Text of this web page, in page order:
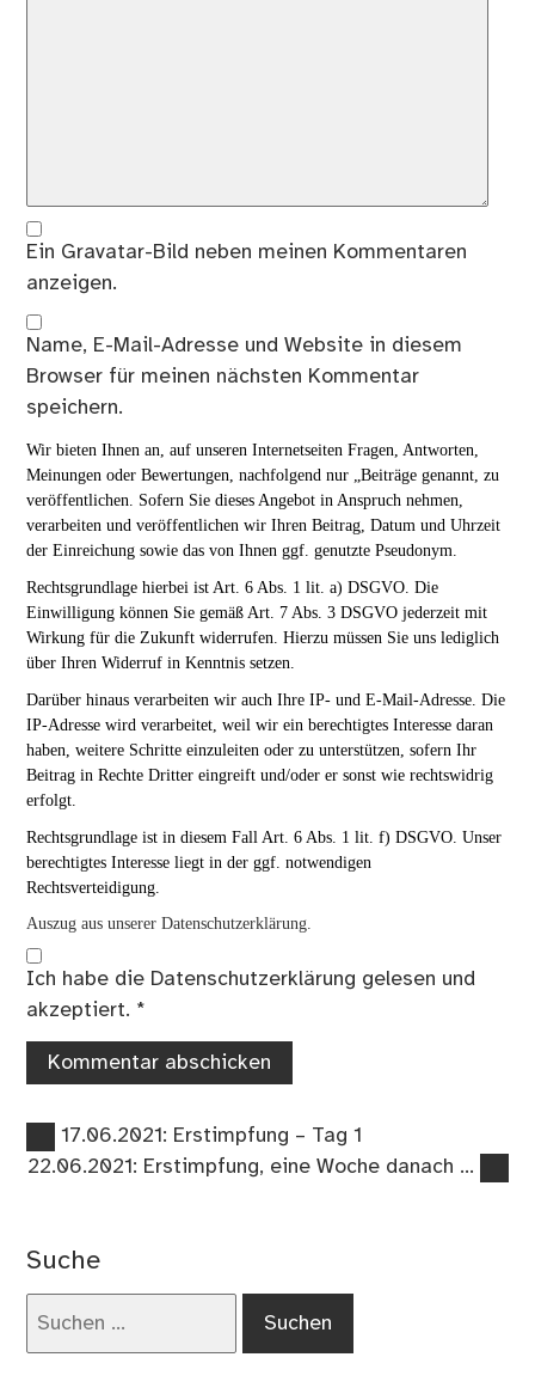
Ein Gravatar-Bild neben meinen Kommentaren
anzeigen.
Name, E-Mail-Adresse und Website in diesem
Browser für meinen nächsten Kommentar
speichern.
Wir bieten Ihnen an, auf unseren Internetseiten Fragen, Antworten,
Meinungen oder Bewertungen, nachfolgend nur „Beiträge genannt, zu
veröffentlichen. Sofern Sie dieses Angebot in Anspruch nehmen,
verarbeiten und veröffentlichen wir Ihren Beitrag, Datum und Uhrzeit
der Einreichung sowie das von Ihnen ggf. genutzte Pseudonym.
Rechtsgrundlage hierbei ist Art. 6 Abs. 1 lit. a) DSGVO. Die
Einwilligung können Sie gemäß Art. 7 Abs. 3 DSGVO jederzeit mit
Wirkung für die Zukunft widerrufen. Hierzu müssen Sie uns lediglich
über Ihren Widerruf in Kenntnis setzen.
Darüber hinaus verarbeiten wir auch Ihre IP- und E-Mail-Adresse. Die
IP-Adresse wird verarbeitet, weil wir ein berechtigtes Interesse daran
haben, weitere Schritte einzuleiten oder zu unterstützen, sofern Ihr
Beitrag in Rechte Dritter eingreift und/oder er sonst wie rechtswidrig
erfolgt.
Rechtsgrundlage ist in diesem Fall Art. 6 Abs. 1 lit. f) DSGVO. Unser
berechtigtes Interesse liegt in der ggf. notwendigen
Rechtsverteidigung.
Auszug aus unserer Datenschutzerklärung.
Ich habe die Datenschutzerklärung gelesen und
akzeptiert. *
Beitragsnavigation
Vorheriger
Beitrag:
17.06.2021: Erstimpfung – Tag 1
Nächster
22.06.2021: Erstimpfung, eine Woche danach …
Suche